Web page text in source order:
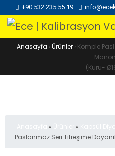
+90 532 235 55 19
Anasayfa ›Ürünler› Komple
(Kuru-
» »
Paslanmaz Seri Titreşime